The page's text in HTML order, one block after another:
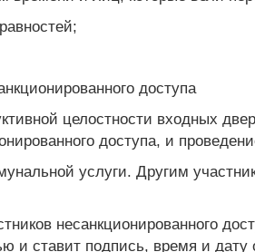
доступа
целостности входных
доступа, и
услуги. Другим
несанкционированного
и ставит подпись, время и дату